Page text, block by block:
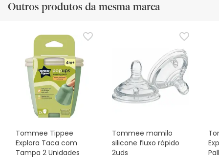
Outros produtos da mesma marca
Tommee Tippee
Explora Taca com
Tampa 2 Unidades
Tommee mamilo
silicone fluxo rápido
2uds